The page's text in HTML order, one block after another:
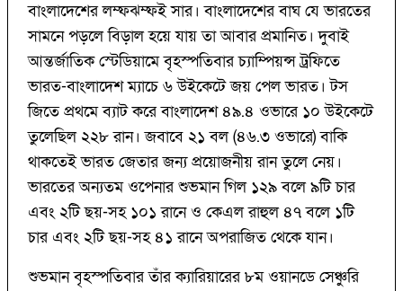
বাংলাদেশের লম্ফঝম্ফই সার। বাংলাদেশের বাঘ যে ভারতের
সামনে পড়লে বিড়াল হয়ে যায় তা আবার প্রমানিত। দুবাই
আন্তর্জাতিক স্টেডিয়ামে বৃহস্পতিবার চ্যাম্পিয়ন্স ট্রফিতে
ভারত-বাংলাদেশ ম্যাচে ৬ উইকেটে জয় পেল ভারত। টস
জিতে প্রথমে ব্যাট করে বাংলাদেশ ৪৯.৪ ওভারে ১০ উইকেটে
তুলেছিল ২২৮ রান। জবাবে ২১ বল (৪৬.৩ ওভারে) বাকি
থাকতেই ভারত জেতার জন্য প্রয়োজনীয় রান তুলে নেয়।
ভারতের অন্যতম ওপেনার শুভমান গিল ১২৯ বলে ৯টি চার
এবং ২টি ছয়-সহ ১০১ রানে ও কেএল রাহুল ৪৭ বলে ১টি
চার এবং ২টি ছয়-সহ ৪১ রানে অপরাজিত থেকে যান।
শুভমান বৃহস্পতিবার তাঁর ক্যারিয়ারের ৮ম ওয়ানডে সেঞ্চুরি